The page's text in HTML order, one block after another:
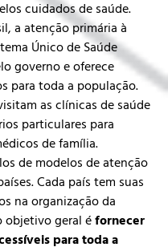
cuidados de saúde.
a atenção primária à
Único de Saúde
governo e oferece
para toda a população.
as clínicas de saúde
particulares para
de família.
de modelos de atenção
Cada país tem suas
na organização da
objetivo geral éfornecer
para toda a